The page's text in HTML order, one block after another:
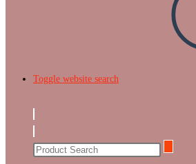
Toggle website search